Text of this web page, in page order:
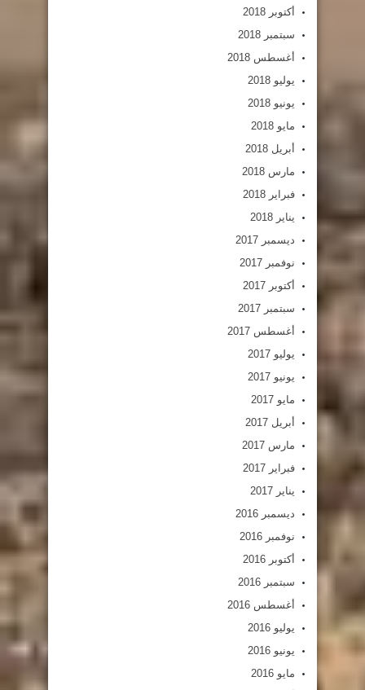
أكتوبر 2018
سبتمبر 2018
أغسطس 2018
يوليو 2018
يونيو 2018
مايو 2018
أبريل 2018
مارس 2018
فبراير 2018
يناير 2018
ديسمبر 2017
نوفمبر 2017
أكتوبر 2017
سبتمبر 2017
أغسطس 2017
يوليو 2017
يونيو 2017
مايو 2017
أبريل 2017
مارس 2017
فبراير 2017
يناير 2017
ديسمبر 2016
نوفمبر 2016
أكتوبر 2016
سبتمبر 2016
أغسطس 2016
يوليو 2016
يونيو 2016
مايو 2016